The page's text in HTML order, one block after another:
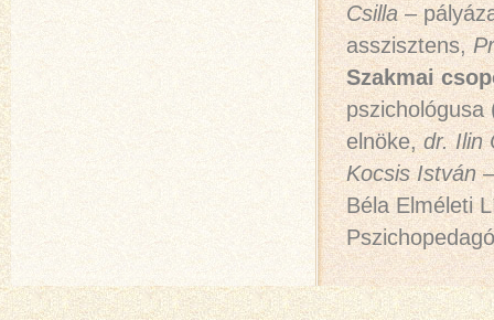
Csilla–
asszisztens,
Szakmai
elnöke,dr. Ilin
Kocsis István
Béla Elméleti